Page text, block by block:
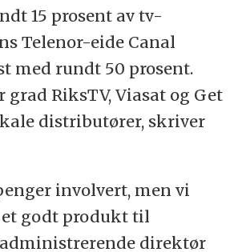
15 prosent av tv-
Telenor-eide Canal
med rundt 50 prosent.
grad RiksTV, Viasat og Get
distributører, skriver
involvert, men vi
godt produkt til
direktør